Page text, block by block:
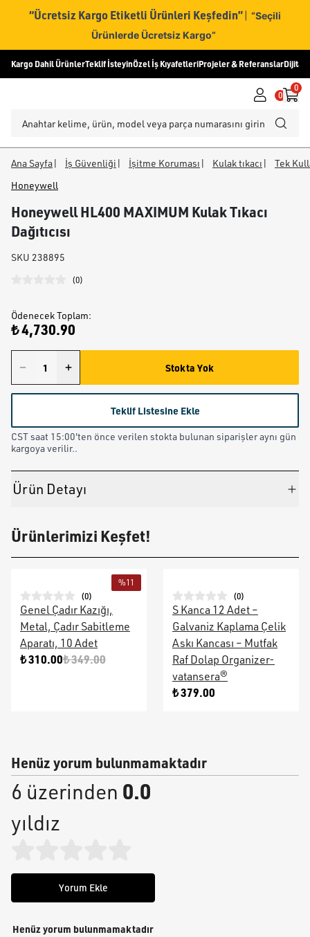
“Ücretsiz Kargo Etiketli Ürünleri Keşfedin” | “Seçili
Ürünlerde Ücretsiz Kargo”
Kargo Dahil ÜrünlerTeklif İsteyinÖzel İş KıyafetleriProjeler & ReferanslarDijital
0
0
Ana Sayfa| İş Güvenliği | İşitme Koruması | Kulak tıkacı |
Tek
Honeywell
Honeywell HL400 MAXIMUM Kulak Tıkacı
Dağıtıcısı
SKU 238895
(0)
Ödenecek Toplam:
₺ 4,730.90
Stokta Yok
Teklif Listesine Ekle
CST saat 15:00'ten önce verilen stokta bulunan siparişler aynı gün
kargoya verilir..
Ürün Detayı
Ürünlerimizi Keşfet!
%11
(0)
Genel Çadır Kazığı,
Metal, Çadır Sabitleme
Aparatı, 10 Adet
₺ 310.00₺ 349.00
(0)
S Kanca 12 Adet –
Galvaniz Kaplama Çelik
Askı Kancası – Mutfak
Raf Dolap Organizer-
vatansera®
₺ 379.00
Henüz yorum bulunmamaktadır
6 üzerinden 0.0
yıldız
Yorum Ekle
Henüz yorum bulunmamaktadır